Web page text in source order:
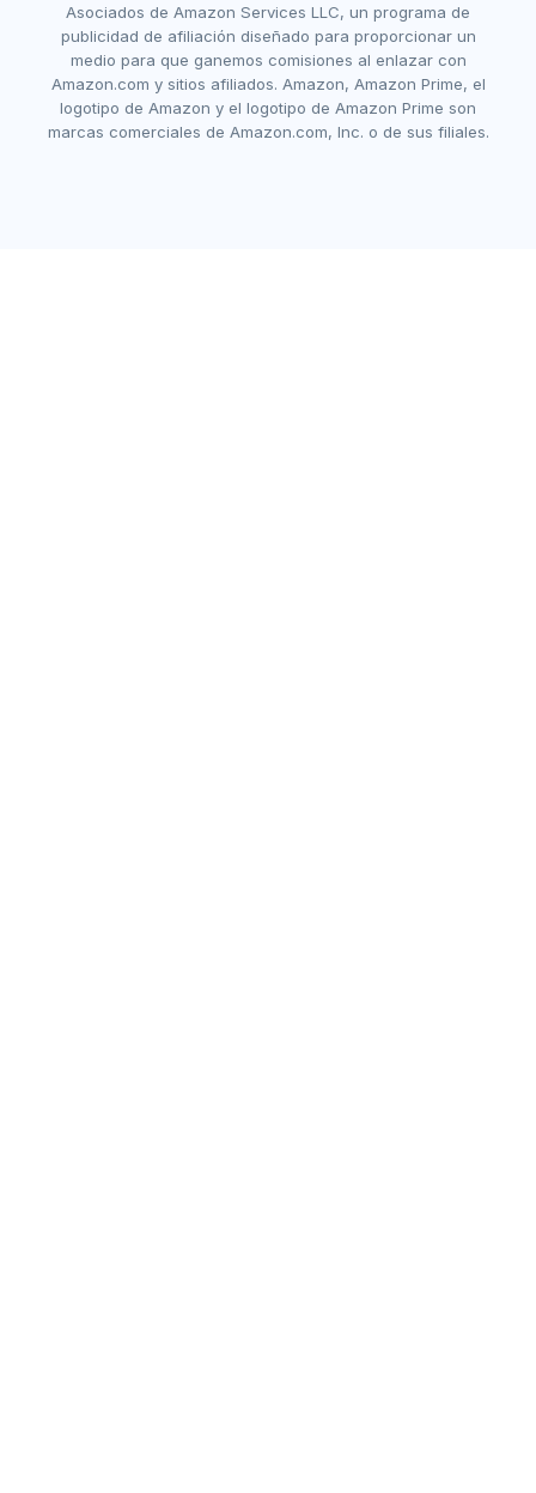
Asociados de Amazon Services LLC, un programa de
publicidad de afiliación diseñado para proporcionar un
medio para que ganemos comisiones al enlazar con
Amazon.com y sitios afiliados. Amazon, Amazon Prime, el
logotipo de Amazon y el logotipo de Amazon Prime son
marcas comerciales de Amazon.com, Inc. o de sus filiales.